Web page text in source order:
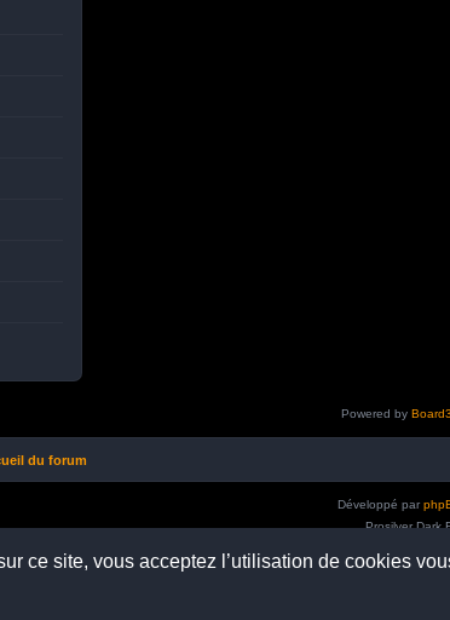
ce site, vous acceptez l’utilisation de cookies
Powered by
du forum
Développé par
Prosilver Dark